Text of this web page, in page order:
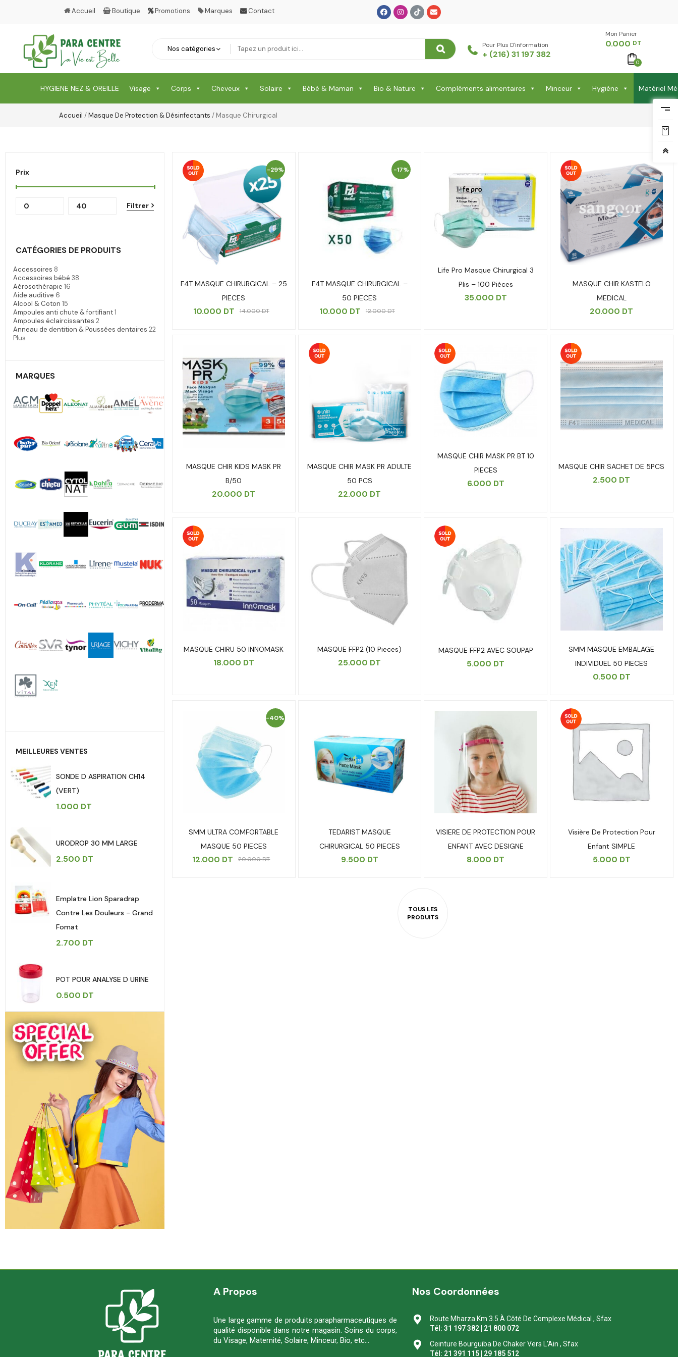
Accueil Boutique Promotions Marques Contact
Pour Plus D'information
+ (216) 31 197 382
Mon Panier -
0.000 DT
0
HYGIENE NEZ & OREILLE Visage Corps Cheveux Solaire Bébé & Maman Bio & Nature Compléments alimentaires Minceur Hygiène Matériel
Accueil /Masque De Protection & Désinfectants / Masque Chirurgical
Prix
Filtrer
CATÉGORIES DE PRODUITS
Accessoires 8
Accessoires bébé 38
Aérosothérapie 16
Aide auditive 6
Alcool & Coton 15
Ampoules anti chute & fortifiant1
Ampoules éclaircissantes 2
Anneau de dentition & Poussées dentaires 22
Plus
MARQUES
MEILLEURES VENTES
SONDE D ASPIRATION CH14
(VERT)
1.000 DT
URODROP 30 MM LARGE
2.500 DT
Emplatre Lion Sparadrap
Contre Les Douleurs - Grand
Fomat
2.700 DT
POT POUR ANALYSE D URINE
0.500 DT
-29%
F4T MASQUE CHIRURGICAL – 25
PIECES
14.000DT
10.000 DT
-17%
F4T MASQUE CHIRURGICAL –
50 PIECES
12.000DT
10.000 DT
Life Pro Masque Chirurgical 3
Plis – 100 Piéces
35.000 DT
MASQUE CHIR KASTELO
MEDICAL
20.000 DT
MASQUE CHIR KIDS MASK PR
B/50
20.000 DT
MASQUE CHIR MASK PR ADULTE
50 PCS
22.000 DT
MASQUE CHIR MASK PR BT 10
PIECES
6.000 DT
MASQUE CHIR SACHET DE 5PCS
2.500 DT
MASQUE CHIRU 50 INNOMASK
18.000 DT
MASQUE FFP2 (10 Pieces)
25.000 DT
MASQUE FFP2 AVEC SOUPAP
5.000 DT
SMM MASQUE EMBALAGE
INDIVIDUEL 50 PIECES
0.500 DT
-40%
SMM ULTRA COMFORTABLE
MASQUE 50 PIECES
20.000DT
12.000 DT
TEDARIST MASQUE
CHIRURGICAL 50 PIECES
9.500 DT
VISIERE DE PROTECTION POUR
ENFANT AVEC DESIGNE
8.000 DT
Visière De Protection Pour
Enfant SIMPLE
5.000 DT
A Propos
Une large gamme de produits parapharmaceutiques de
qualité disponible dans notre magasin. Soins du corps,
du Visage, Maternité, Solaire, Minceur, Bio, etc…
Nos Coordonnées
Route Mharza Km 3.5 À Côté De Complexe Médical , Sfax
Tél: 31 197 382 | 21 800 072
Ceinture Bourguiba De Chaker Vers L'Ain , Sfax
Tél: 21 391 115 | 29 185 512